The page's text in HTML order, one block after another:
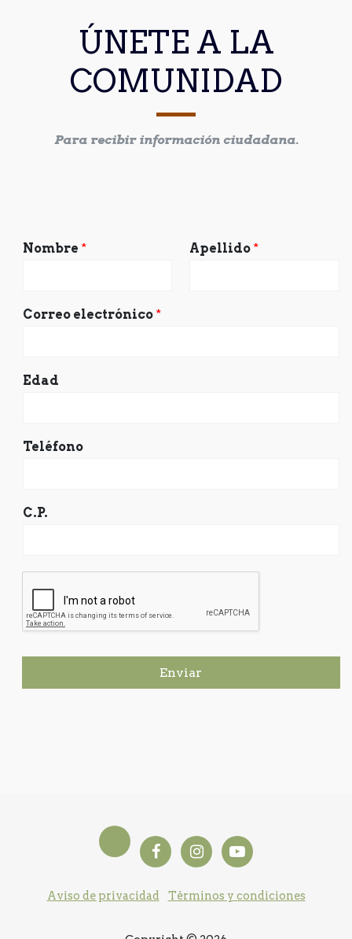
ÚNETE A LA
COMUNIDAD
Para recibir información ciudadana.
Nombre * Apellido *
Correo electrónico *
Edad
Teléfono
C.P.
Enviar
Aviso de privacidad Términos y condiciones